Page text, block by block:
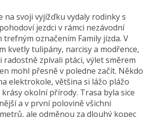
na svoji vyjížďku vydaly rodinky s
jezdci v rámci nezávodní
trefným označením Family jízda. V
kvetly tulipány, narcisy a modřence,
radostně zpívali ptáci, výlet směrem
mohl přesně v poledne začít. Někdo
elektrokole, většina si lážo plážo
krásy okolní přírody. Trasa byla sice
a v první polovině všichni
ale odměnou za dlouhý kopec